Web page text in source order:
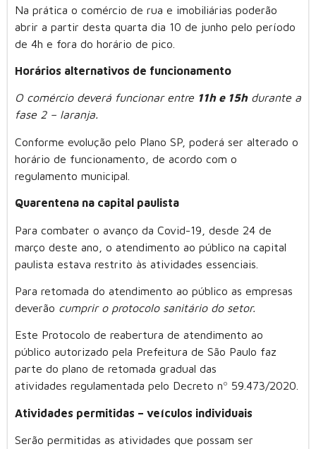
Na prática o comércio de rua e imobiliárias poderão
abrir a partir desta quarta dia 10 de junho pelo período
de 4h e fora do horário de pico.
Horários alternativos de funcionamento
O comércio deverá funcionar entre 11h e 15hdurante a
fase 2 – laranja.
Conforme evolução pelo Plano SP, poderá ser alterado o
horário de funcionamento, de acordo com o
regulamento municipal.
Quarentena na capital paulista
Para combater o avanço da Covid-19, desde 24 de
março deste ano, o atendimento ao público na capital
paulista estava restrito às atividades essenciais.
Para retomada do atendimento ao público as empresas
deverão cumprir o protocolo sanitário do setor.
Este Protocolo de reabertura de atendimento ao
público autorizado pela Prefeitura de São Paulo faz
parte do plano de retomada gradual das
atividades regulamentada pelo Decreto nº 59.473/2020.
Atividades permitidas – veículos individuais
Serão permitidas as atividades que possam ser